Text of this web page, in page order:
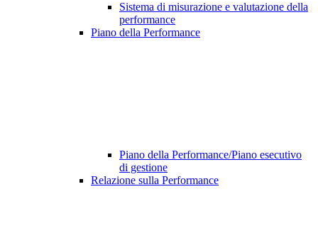
Sistema di misurazione e valutazione della
performance
Piano della Performance
Piano della Performance/Piano esecutivo
di gestione
Relazione sulla Performance